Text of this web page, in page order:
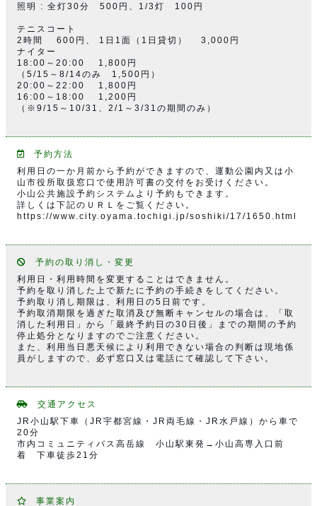
照明 : 全灯30分 500円、1/3灯 100円
テニスコート
2時間 600円、 1日1面（1日貸切） 3,000円
ナイター
18:00～20:00 1,800円
（5/15～8/14のみ 1,500円）
20:00～22:00 1,800円
16:00～18:00 1,200円
（※9/15～10/31、2/1～3/31の期間のみ）
予約方法
利用日の一か月前から予約ができますので、運動公園内又は小
山市役所取扱窓口で使用許可書の交付をお受けください。
小山公共施設予約システムより予約もできます。
詳しくは下記のＵＲＬをご覧ください。
https://www.city.oyama.tochigi.jp/soshiki/17/1650.html
予約の取り消し・変更
利用日・利用時間を変更することはできません。
予約を取り消した上で新たに予約の手続きをしてください。
予約取り消し期限は、利用日の5日前です。
予約取消期限を過ぎた取消及び無断キャンセルの場合は、「取
消した利用日」から「最終予約日の30日後」までの期間の予約
停止処分となりますのでご注意ください。
また、利用当日悪天候により利用できない場合の判断は現地係
員がしますので、必ず窓口又は電話にて確認して下さい。
交通アクセス
JR小山駅下車（JR宇都宮線・JR両毛線・JR水戸線）から車で
20分
市内コミュニティバス高岳線 小山駅東発→小山高専入口前
着 下車徒歩21分
事業案内